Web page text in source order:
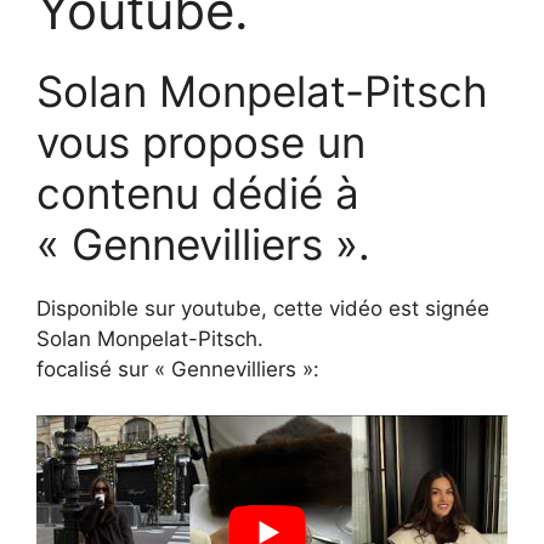
Solan Monpelat-Pitsch
vous propose un
contenu dédié à
« Gennevilliers ».
Disponible sur youtube, cette vidéo est signée
Solan Monpelat-Pitsch.
focalisé sur « Gennevilliers »: